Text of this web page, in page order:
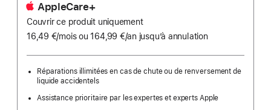
AppleCare+
Couvrir ce produit uniquement
16,49 €/moispar
ou 164,99 €/an par
jusqu’à annulation
Réparations illimitées en cas de chute ou de renversement de
liquide accidentels
Assistance prioritaire par les expertes et experts Apple